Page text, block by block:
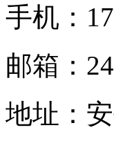
手机：
邮箱：
地址：